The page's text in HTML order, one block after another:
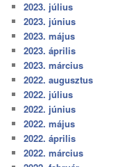
2023. július
2023. június
2023. május
2023. április
2023. március
2022. augusztus
2022. július
2022. június
2022. május
2022. április
2022. március